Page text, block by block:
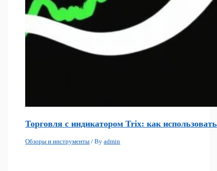
Торговля с индикатором Trix: как
Обзоры и инструменты / Byadmin